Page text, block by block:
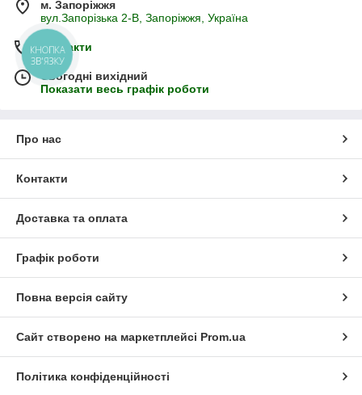
м. Запоріжжя
вул.Запорізька 2-В, Запоріжжя, Україна
Контакти
Сьогодні вихідний
Показати весь графік роботи
Про нас
Контакти
Доставка та оплата
Графік роботи
Повна версія сайту
Сайт створено на маркетплейсі Prom.ua
Політика конфіденційності
КНОПКА
ЗВ'ЯЗКУ